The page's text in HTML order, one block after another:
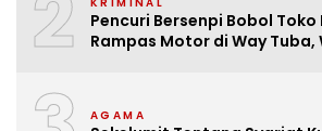
2
Pencuri Bersenpi Bobol
Rampas Motor di Way Tuba,
AGAMA